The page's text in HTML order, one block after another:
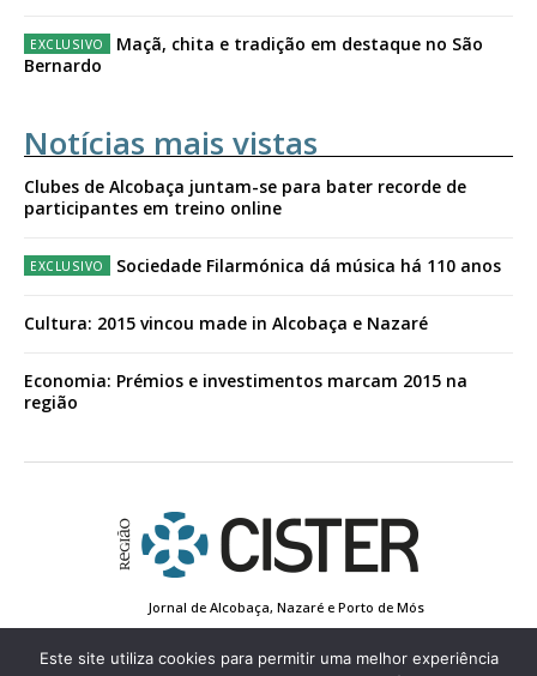
Maçã, chita e tradição em destaque no São
Bernardo
Notícias mais vistas
Clubes de Alcobaça juntam-se para bater recorde de
participantes em treino online
Sociedade Filarmónica dá música há 110 anos
Cultura: 2015 vincou made in Alcobaça e Nazaré
Economia: Prémios e investimentos marcam 2015 na
região
Jornal de Alcobaça, Nazaré e Porto de Mós
Conta de Registo
Edição Impressa
Este site utiliza cookies para permitir uma melhor experiência